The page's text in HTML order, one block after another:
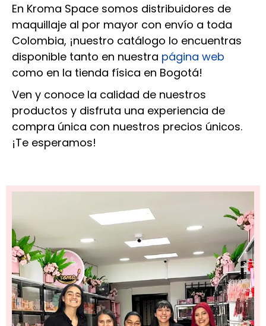
En Kroma Space somos distribuidores de
maquillaje al por mayor con envío a toda
Colombia, ¡nuestro catálogo lo encuentras
disponible tanto en nuestra página web
como en la tienda física en Bogotá!
Ven y conoce la calidad de nuestros
productos y disfruta una experiencia de
compra única con nuestros precios únicos.
¡Te esperamos!